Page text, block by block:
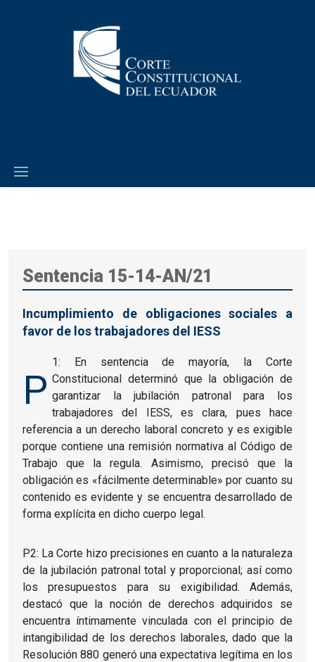
Sentencia 15-14-AN/21
Incumplimiento de obligaciones sociales a
favor de los trabajadores del IESS
P
1: En sentencia de mayoría, la Corte
Constitucional determinó que la obligación de
garantizar la jubilación patronal para los
trabajadores del IESS, es clara, pues hace
referencia a un derecho laboral concreto y es exigible
porque contiene una remisión normativa al Código de
Trabajo que la regula. Asimismo, precisó que la
obligación es «fácilmente determinable» por cuanto su
contenido es evidente y se encuentra desarrollado de
forma explícita en dicho cuerpo legal.
P2: La Corte hizo precisiones en cuanto a la naturaleza
de la jubilación patronal total y proporcional; así como
los presupuestos para su exigibilidad. Además,
destacó que la noción de derechos adquiridos se
encuentra íntimamente vinculada con el principio de
intangibilidad de los derechos laborales, dado que la
Resolución 880 generó una expectativa legítima en los